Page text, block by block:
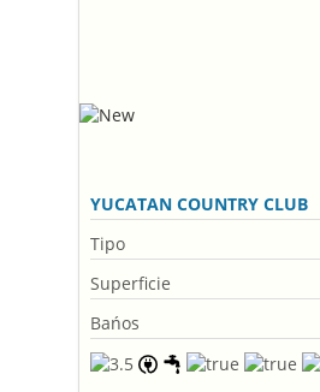
YUCATAN COUNTRY CLUB
Tipo
Superficie
Bańos